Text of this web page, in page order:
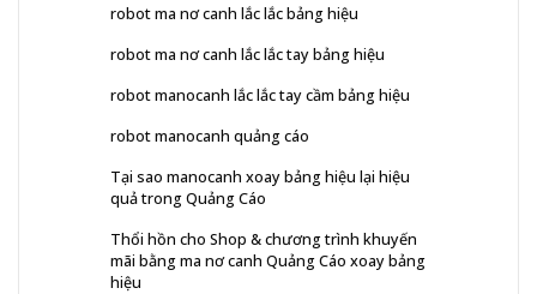
robot ma nơ canh lắc lắc bảng hiệu
robot ma nơ canh lắc lắc tay bảng hiệu
robot manocanh lắc lắc tay cầm bảng hiệu
robot manocanh quảng cáo
Tại sao manocanh xoay bảng hiệu lại hiệu
quả trong Quảng Cáo
Thổi hồn cho Shop & chương trình khuyến
mãi bằng ma nơ canh Quảng Cáo xoay bảng
hiệu